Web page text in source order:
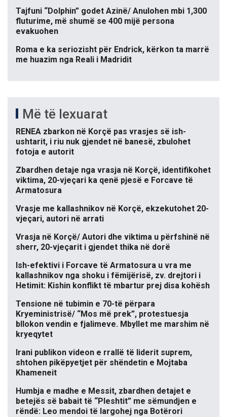
Tajfuni “Dolphin” godet Azinë/ Anulohen mbi 1,300
fluturime, më shumë se 400 mijë persona
evakuohen
Roma e ka seriozisht për Endrick, kërkon ta marrë
me huazim nga Reali i Madridit
Më të lexuarat
RENEA zbarkon në Korçë pas vrasjes së ish-
ushtarit, i riu nuk gjendet në banesë, zbulohet
fotoja e autorit
Zbardhen detaje nga vrasja në Korçë, identifikohet
viktima, 20-vjeçari ka qenë pjesë e Forcave të
Armatosura
Vrasje me kallashnikov në Korçë, ekzekutohet 20-
vjeçari, autori në arrati
Vrasja në Korçë/ Autori dhe viktima u përfshinë në
sherr, 20-vjeçarit i gjendet thika në dorë
Ish-efektivi i Forcave të Armatosura u vra me
kallashnikov nga shoku i fëmijërisë, zv. drejtori i
Hetimit: Kishin konflikt të mbartur prej disa kohësh
Tensione në tubimin e 70-të përpara
Kryeministrisë/ “Mos më prek”, protestuesja
bllokon vendin e fjalimeve. Mbyllet me marshim në
kryeqytet
Irani publikon videon e rrallë të liderit suprem,
shtohen pikëpyetjet për shëndetin e Mojtaba
Khameneit
Humbja e madhe e Messit, zbardhen detajet e
betejës së babait të “Pleshtit” me sëmundjen e
rëndë: Leo mendoi të largohej nga Botërori